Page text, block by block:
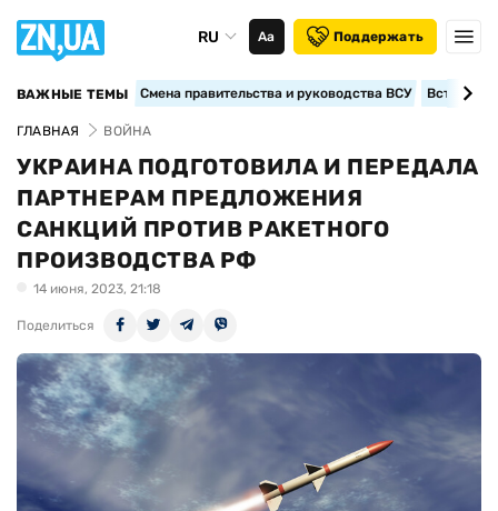
RU Аа Поддержать
ВАЖНЫЕ ТЕМЫ Смена правительства и руководства ВСУ
ГЛАВНАЯ ВОЙНА
УКРАИНА ПОДГОТОВИЛА И ПЕРЕДАЛА
ПАРТНЕРАМ ПРЕДЛОЖЕНИЯ
САНКЦИЙ ПРОТИВ РАКЕТНОГО
ПРОИЗВОДСТВА РФ
14 июня, 2023, 21:18
Поделиться